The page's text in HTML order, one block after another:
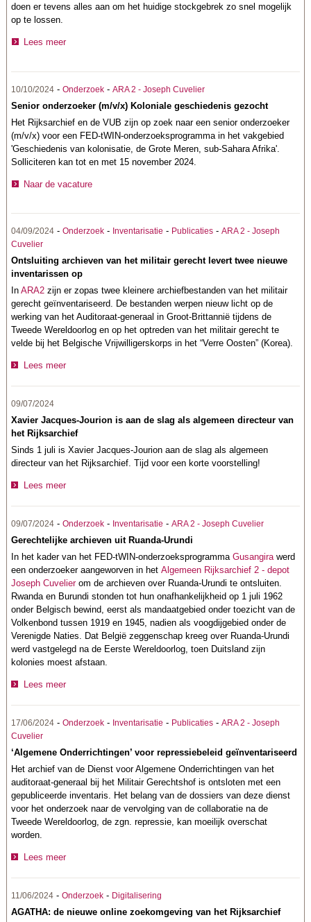
doen er tevens alles aan om het huidige stockgebrek zo snel mogelijk
op te lossen.
Lees meer
10/10/2024 -Onderzoek -ARA 2 - Joseph Cuvelier
Senior onderzoeker (m/v/x) Koloniale geschiedenis gezocht
Het Rijksarchief en de VUB zijn op zoek naar een senior onderzoeker
(m/v/x) voor een FED-tWIN-onderzoeksprogramma in het vakgebied
'Geschiedenis van kolonisatie, de Grote Meren, sub-Sahara Afrika'.
Solliciteren kan tot en met 15 november 2024.
Naar de vacature
04/09/2024 -Onderzoek - Inventarisatie - Publicaties -ARA 2 - Joseph
Cuvelier
Ontsluiting archieven van het militair gerecht levert twee nieuwe
inventarissen op
InARA2 zijn er zopas twee kleinere archiefbestanden van het militair
gerecht geïnventariseerd. De bestanden werpen nieuw licht op de
werking van het Auditoraat-generaal in Groot-Brittannië tijdens de
Tweede Wereldoorlog en op het optreden van het militair gerecht te
velde bij het Belgische Vrijwilligerskorps in het “Verre Oosten” (Korea).
Lees meer
09/07/2024
Xavier Jacques-Jourion is aan de slag als algemeen directeur van
het Rijksarchief
Sinds 1 juli is Xavier Jacques-Jourion aan de slag als algemeen
directeur van het Rijksarchief. Tijd voor een korte voorstelling!
Lees meer
09/07/2024 -Onderzoek - Inventarisatie -ARA 2 - Joseph Cuvelier
Gerechtelijke archieven uit Ruanda-Urundi
In het kader van het FED-tWIN-onderzoeksprogrammaGusangirawerd
een onderzoeker aangeworven in hetAlgemeen Rijksarchief 2 - depot
Joseph Cuvelierom de archieven over Ruanda-Urundi te ontsluiten.
Rwanda en Burundi stonden tot hun onafhankelijkheid op 1 juli 1962
onder Belgisch bewind, eerst als mandaatgebied onder toezicht van de
Volkenbond tussen 1919 en 1945, nadien als voogdijgebied onder de
Verenigde Naties. Dat België zeggenschap kreeg over Ruanda-Urundi
werd vastgelegd na de Eerste Wereldoorlog, toen Duitsland zijn
kolonies moest afstaan.
Lees meer
17/06/2024 -Onderzoek - Inventarisatie - Publicaties -ARA 2 - Joseph
Cuvelier
‘Algemene Onderrichtingen’ voor repressiebeleid geïnventariseerd
Het archief van de Dienst voor Algemene Onderrichtingen van het
auditoraat-generaal bij het Militair Gerechtshof is ontsloten met een
gepubliceerde inventaris. Het belang van de dossiers van deze dienst
voor het onderzoek naar de vervolging van de collaboratie na de
Tweede Wereldoorlog, de zgn. repressie, kan moeilijk overschat
worden.
Lees meer
11/06/2024 -Onderzoek - Digitalisering
AGATHA: de nieuwe online zoekomgeving van het Rijksarchief